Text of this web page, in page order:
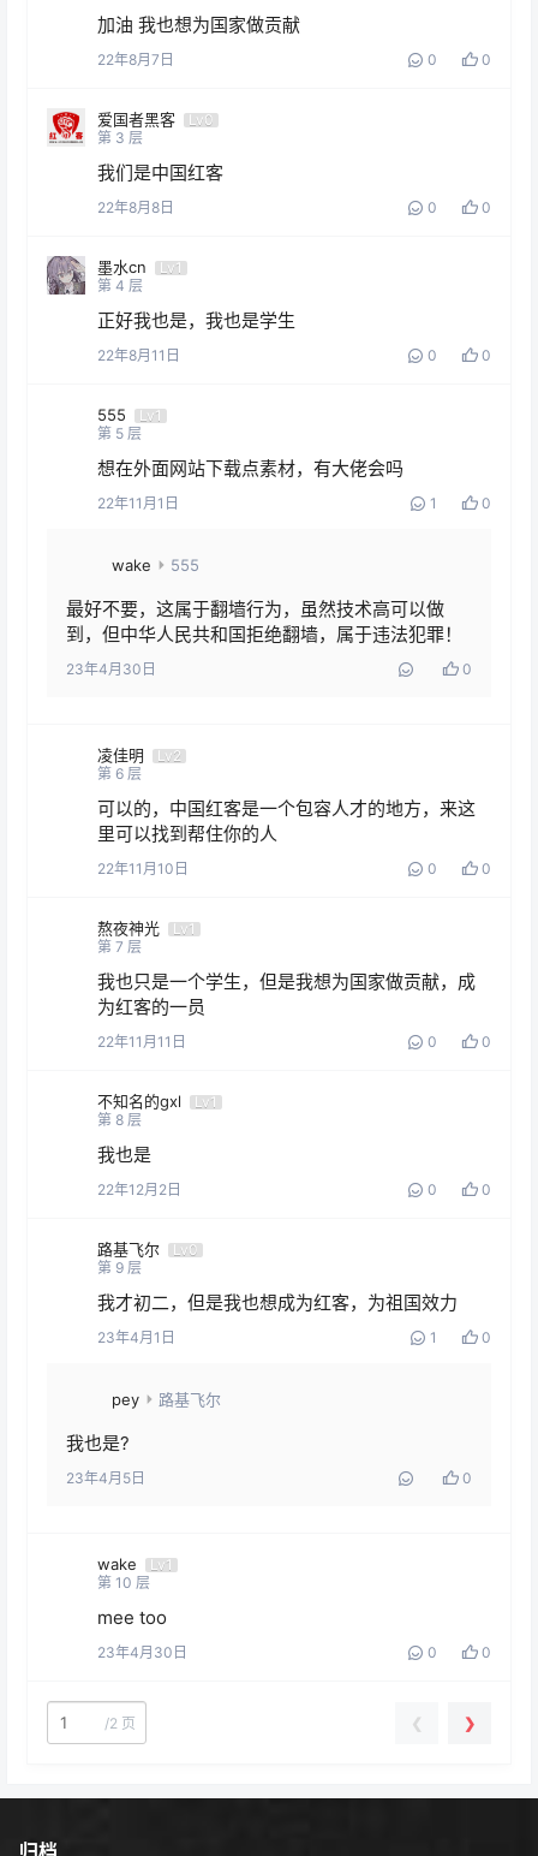
加油 我也想为国家做贡献
22年8月7日 0 0
爱国者黑客
Lv0
第 3 层
我们是中国红客
22年8月8日 0 0
墨水cn
Lv1
第 4 层
正好我也是，我也是学生
22年8月11日 0 0
555
Lv1
第 5 层
想在外面网站下载点素材，有大佬会吗
22年11月1日 1 0
wake 555
最好不要，这属于翻墙行为，虽然技术高可以做
到，但中华人民共和国拒绝翻墙，属于违法犯罪！
23年4月30日 0
凌佳明
Lv2
第 6 层
可以的，中国红客是一个包容人才的地方，来这
里可以找到帮住你的人
22年11月10日 0 0
熬夜神光
Lv1
第 7 层
我也只是一个学生，但是我想为国家做贡献，成
为红客的一员
22年11月11日 0 0
不知名的gxl
Lv1
第 8 层
我也是
22年12月2日 0 0
路基飞尔
Lv0
第 9 层
我才初二，但是我也想成为红客，为祖国效力
23年4月1日 1 0
pey 路基飞尔
我也是?
23年4月5日 0
wake
Lv1
第 10 层
mee too
23年4月30日 0 0
/2 页 ❮ ❯
归档